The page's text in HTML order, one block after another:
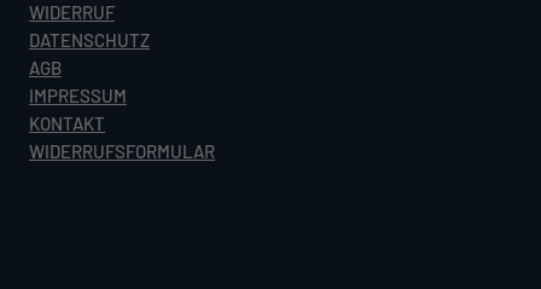
WIDERRUF
DATENSCHUTZ
AGB
IMPRESSUM
KONTAKT
WIDERRUFSFORMULAR